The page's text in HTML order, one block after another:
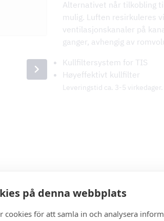
på denna webbplats
cookies för att samla in och analysera
Alternativet når tilkobling
mulig. Luften resirkuleres
ventilasjonskanaler på
ganger, avhengig av
Kullfiltersystem for TIS
Høyeffektivt kullfilter
Leveringstid ca. 3-5 virkedager.